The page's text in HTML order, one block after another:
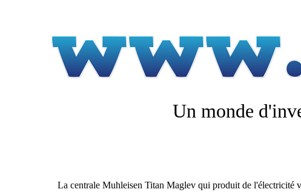
Un monde
La centrale Muhleisen Titan Maglev qui produit de l'électricité